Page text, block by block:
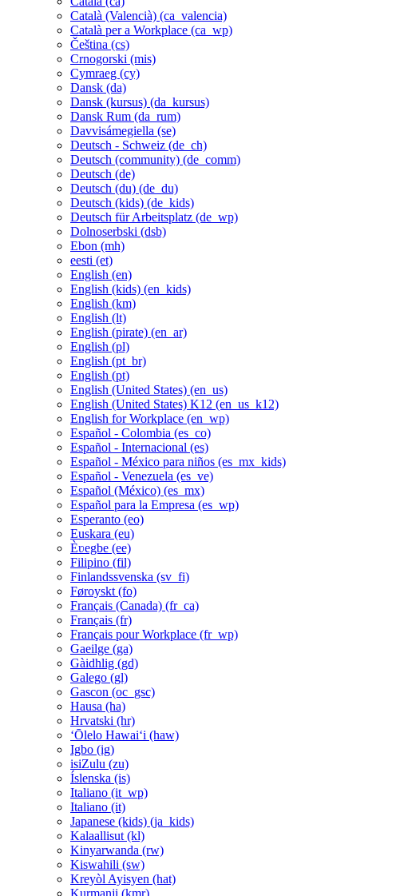
Català (Valencià) ‎(ca_valencia)‎
Català per a Workplace ‎(ca_wp)‎
Čeština ‎(cs)‎
Crnogorski ‎(mis)‎
Cymraeg ‎(cy)‎
Dansk ‎(da)‎
Dansk (kursus) ‎(da_kursus)‎
Dansk Rum ‎(da_rum)‎
Davvisámegiella ‎(se)‎
Deutsch - Schweiz ‎(de_ch)‎
Deutsch (community) ‎(de_comm)‎
Deutsch ‎(de)‎
Deutsch (du) ‎(de_du)‎
Deutsch (kids) ‎(de_kids)‎
Deutsch für Arbeitsplatz ‎(de_wp)‎
Dolnoserbski ‎(dsb)‎
Ebon ‎(mh)‎
eesti ‎(et)‎
English ‎(en)‎
English (kids) ‎(en_kids)‎
English ‎(km)‎
English ‎(lt)‎
English (pirate) ‎(en_ar)‎
English ‎(pl)‎
English ‎(pt_br)‎
English ‎(pt)‎
English (United States) ‎(en_us)‎
English (United States) K12 ‎(en_us_k12)‎
English for Workplace ‎(en_wp)‎
Español - Colombia ‎(es_co)‎
Español - Internacional ‎(es)‎
Español - México para niños ‎(es_mx_kids)‎
Español - Venezuela ‎(es_ve)‎
Español (México) ‎(es_mx)‎
Español para la Empresa ‎(es_wp)‎
Esperanto ‎(eo)‎
Euskara ‎(eu)‎
Èʋegbe ‎(ee)‎
Filipino ‎(fil)‎
Finlandssvenska ‎(sv_fi)‎
Føroyskt ‎(fo)‎
Français (Canada) ‎(fr_ca)‎
Français ‎(fr)‎
Français pour Workplace ‎(fr_wp)‎
Gaeilge ‎(ga)‎
Gàidhlig ‎(gd)‎
Galego ‎(gl)‎
Gascon ‎(oc_gsc)‎
Hausa ‎(ha)‎
Hrvatski ‎(hr)‎
ʻŌlelo Hawaiʻi ‎(haw)‎
Igbo ‎(ig)‎
isiZulu ‎(zu)‎
Íslenska ‎(is)‎
Italiano ‎(it_wp)‎
Italiano ‎(it)‎
Japanese (kids) ‎(ja_kids)‎
Kalaallisut ‎(kl)‎
Kinyarwanda ‎(rw)‎
Kiswahili ‎(sw)‎
Kreyòl Ayisyen ‎(hat)‎
Kurmanji ‎(kmr)‎